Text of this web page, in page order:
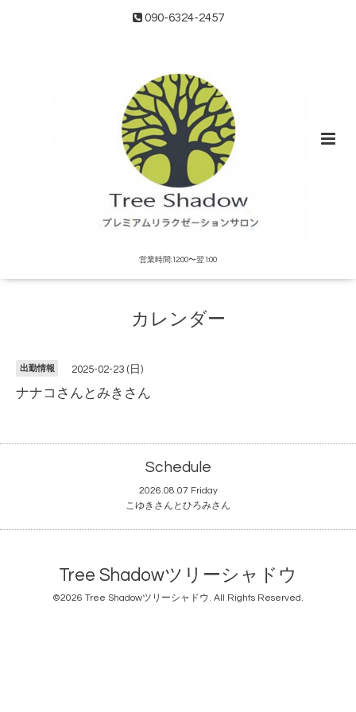
090-6324-2457
営業時間:12:00〜翌1:00
カレンダー
出勤情報 2025-02-23 (日)
ナナコさんとみきさん
Schedule
2026.08.07 Friday
こゆきさんとひろみさん
Tree Shadowツリーシャドウ
©2026 Tree Shadowツリーシャドウ. All Rights Reserved.